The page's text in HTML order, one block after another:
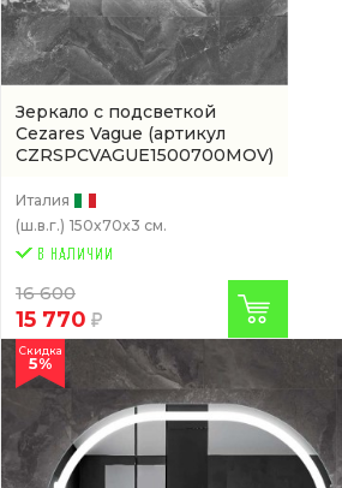
Зеркало с подсветкой
Cezares Vague (артикул
CZRSPCVAGUE1500700MOV)
Италия
(ш.в.г.) 150x70x3 см.
16 600
15 770
Скидка
5%